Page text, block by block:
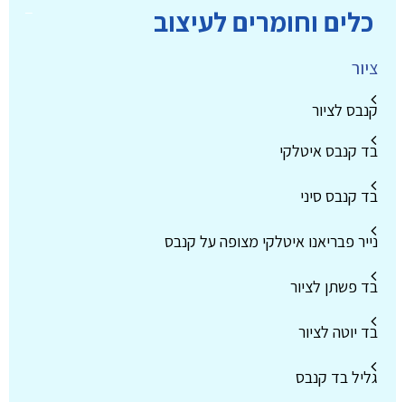
כלים וחומרים לעיצוב
ציור
קנבס לציור
בד קנבס איטלקי
בד קנבס סיני
נייר פבריאנו איטלקי מצופה על קנבס
בד פשתן לציור
בד יוטה לציור
גליל בד קנבס